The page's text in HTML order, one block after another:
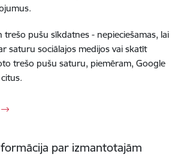
trešo pušu sīkdatnes - nepieciešamas, lai
saturu sociālajos medijos vai skatīt
trešo pušu saturu, piemēram, Google
par izmantotajām